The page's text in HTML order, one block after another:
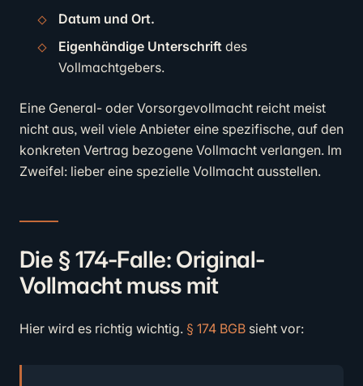
Datum und Ort.
Eigenhändige Unterschrift des
Vollmachtgebers.
Eine General- oder Vorsorgevollmacht reicht meist
nicht aus, weil viele Anbieter eine spezifische, auf den
konkreten Vertrag bezogene Vollmacht verlangen. Im
Zweifel: lieber eine spezielle Vollmacht ausstellen.
Die § 174-Falle: Original-
Vollmacht muss mit
Hier wird es richtig wichtig. § 174 BGB sieht vor: